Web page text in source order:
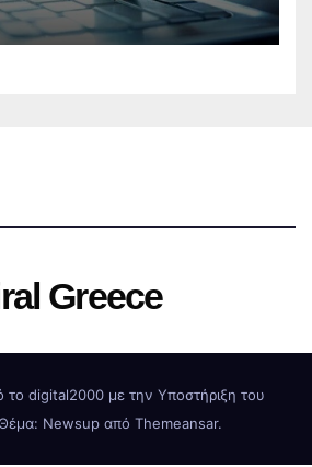
Greece
το digital2000 με την Υποστήριξη του
Newsup από Themeansar.